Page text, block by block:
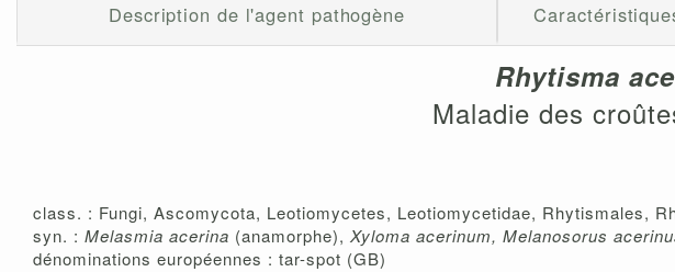
Description de l'agent pathogène
Rhytisma
Maladie des
class. : Fungi, Ascomycota, Leotiomycetes, Leotiomycetidae, Rhytismales,
syn. : Melasmia acerina (anamorphe), Xyloma acerinum, Melanosorus
dénominations européennes : tar-spot (GB)